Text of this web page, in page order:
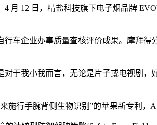
12 日，精盐科技旗下电子烟品牌
企业办事质量查核评价成果。摩拜得
我小我而言，无论是片子或电视剧，
手腕背侧生物识别”的苹果新专利，